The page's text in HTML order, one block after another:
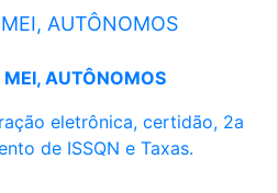
AUTÔNOMOS
MEI, AUTÔNOMOS
eletrônica, certidão, 2a
de ISSQN e Taxas.